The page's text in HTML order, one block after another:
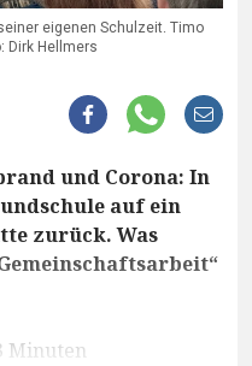
eigenen Schulzeit. Timo
Dirk Hellmers
und Corona: In
auf ein
zurück. Was
Minuten